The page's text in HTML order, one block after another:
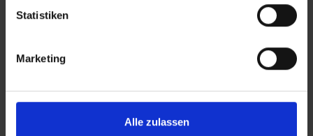
Statistiken
Marketing
Alle zulassen